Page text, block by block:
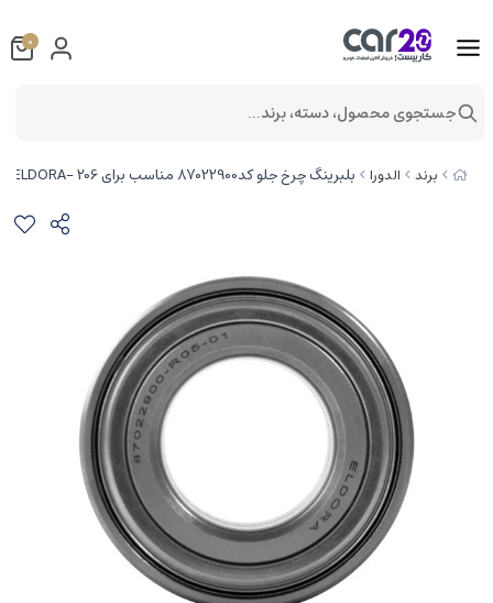
برند الدورا بلبرینگ چرخ جلو کد87022900 مناسب برای 206 -ELDORA
0
جستجوی محصول، دسته، برند...